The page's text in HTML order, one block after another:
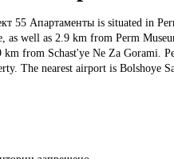
55 Апартаменты is situated in
as well as 2.9 km from Perm
km from Schast'ye Ne Za Gorami.
The nearest airport is Bolshoye